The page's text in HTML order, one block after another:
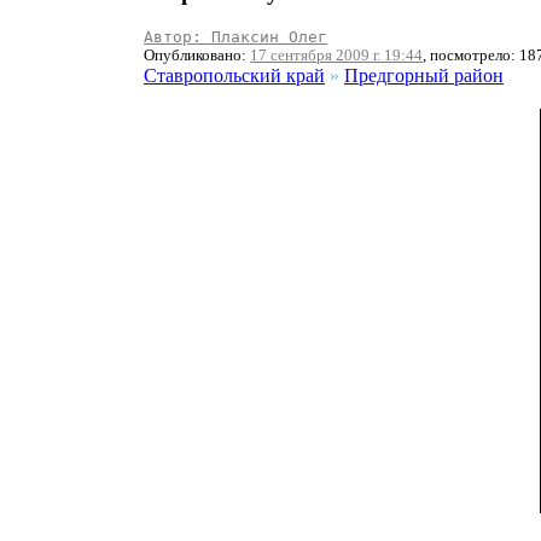
Автор: Плаксин Олег
Опубликовано: 17 сентября 2009 г. 19:44, посмотрело:
Ставропольский край » Предгорный район